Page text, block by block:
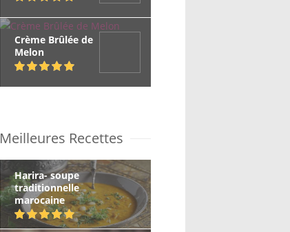
Crème Brûlée de
Melon
Meilleures Recettes
Harira- soupe
traditionnelle
marocaine